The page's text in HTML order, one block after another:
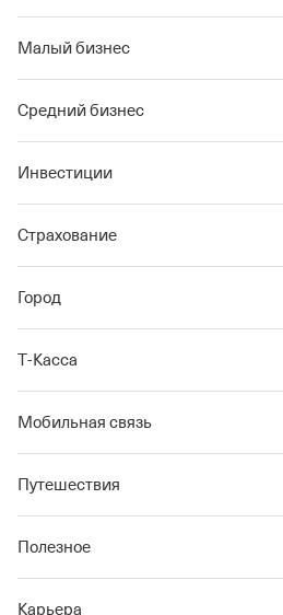
Малый бизнес
Средний бизнес
Инвестиции
Страхование
Город
Т‑Касса
Мобильная связь
Путешествия
Полезное
Карьера